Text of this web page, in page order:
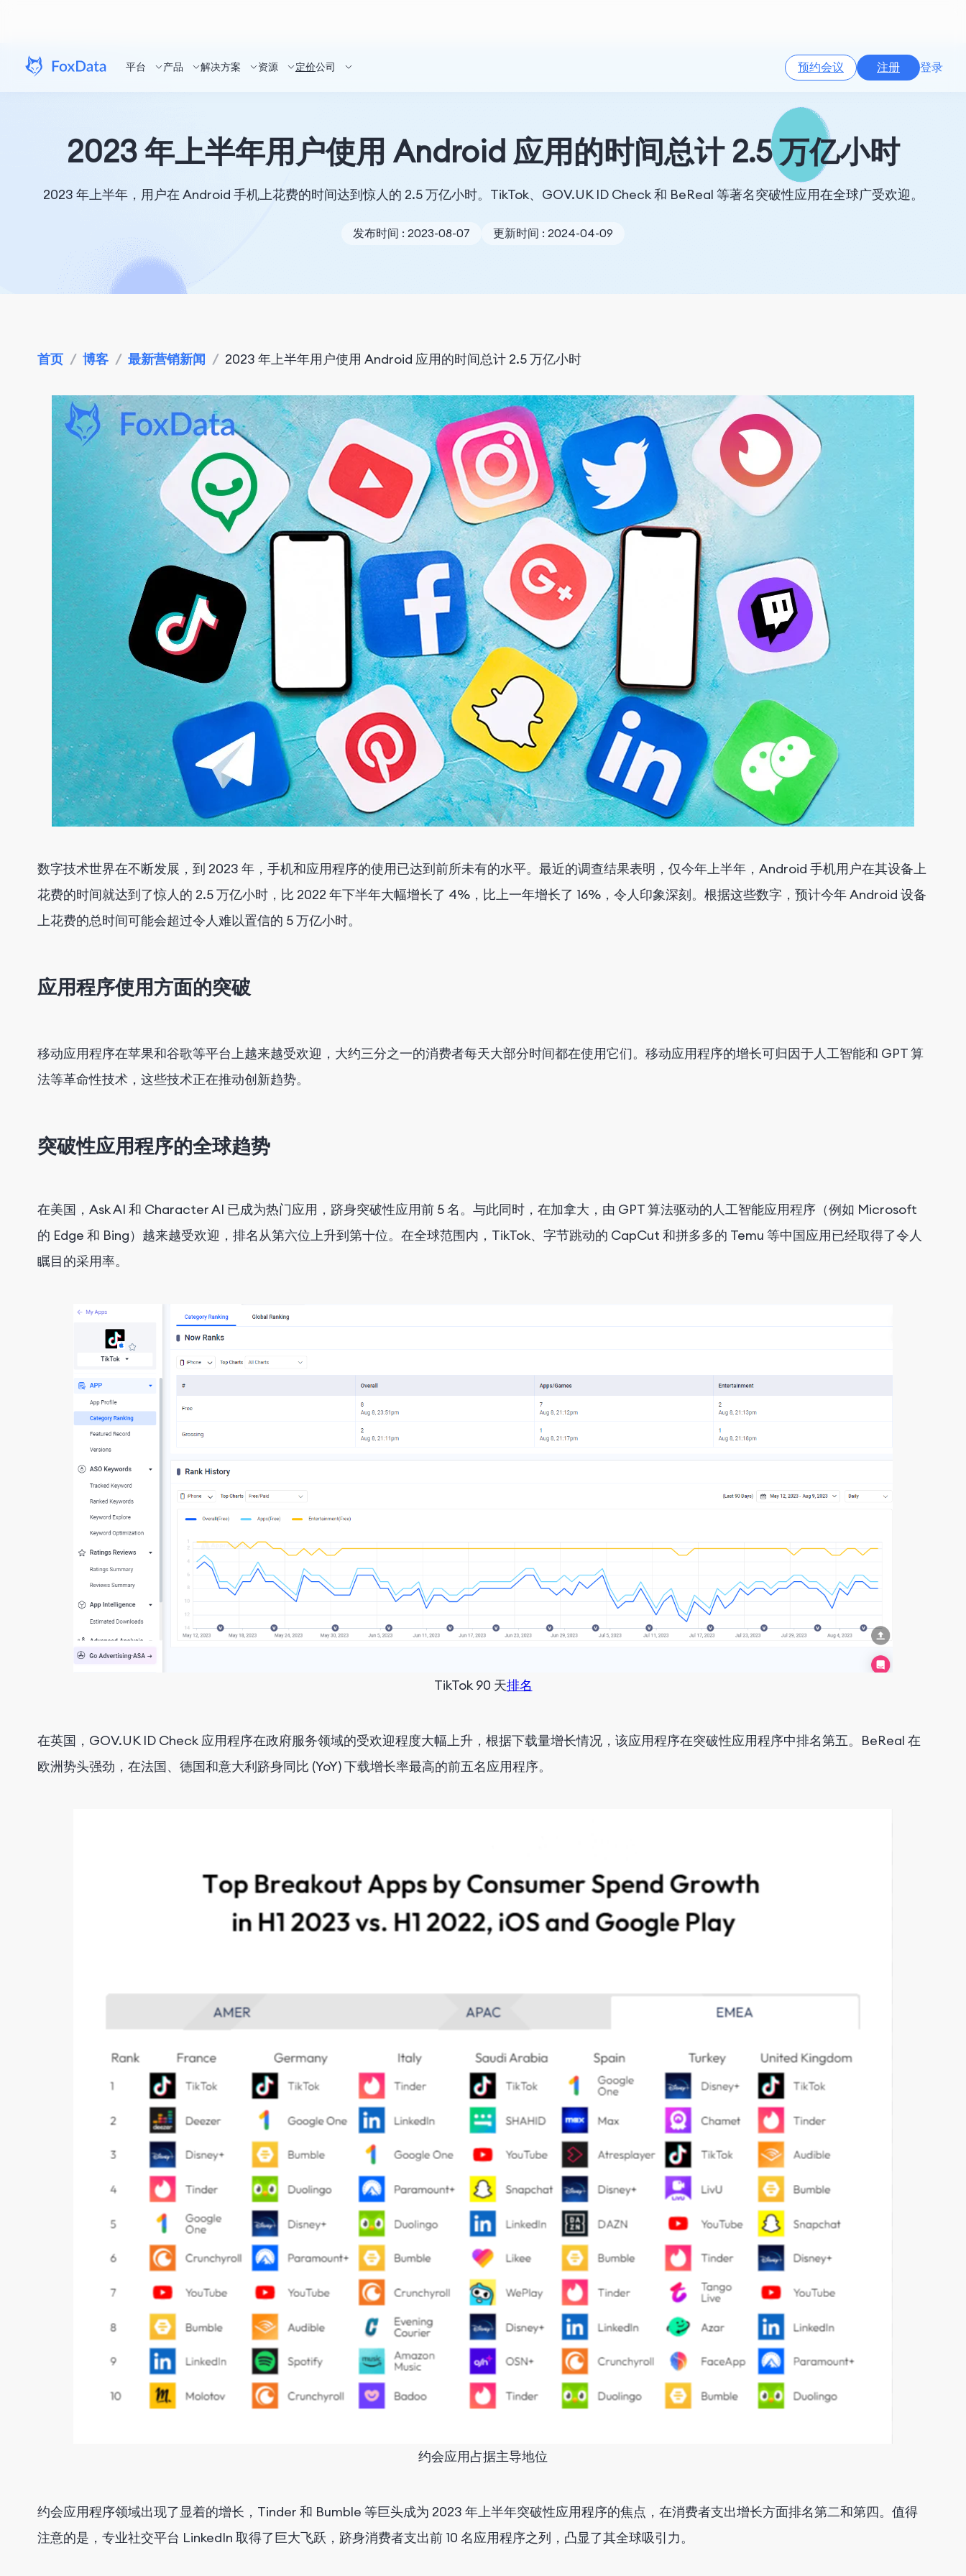
平台 产品 解决方案 资源 定价公司 预约会议 注册 登录
2023 年上半年用户使用 Android 应用的时间总计 2.5 万亿小时
2023 年上半年，用户在 Android 手机上花费的时间达到惊人的 2.5 万亿小时。TikTok、GOV.UK ID Check 和 BeReal 等著名突破性应用在全球广受欢迎。
发布时间 : 2023-08-07 更新时间 : 2024-04-09
首页 / 博客 / 最新营销新闻 / 2023 年上半年用户使用 Android 应用的时间总计 2.5 万亿小时
数字技术世界在不断发展，到 2023 年，手机和应用程序的使用已达到前所未有的水平。最近的调查结果表明，仅今年上半年，Android 手机用户在其设备上
花费的时间就达到了惊人的 2.5 万亿小时，比 2022 年下半年大幅增长了 4%，比上一年增长了 16%，令人印象深刻。根据这些数字，预计今年 Android 设备
上花费的总时间可能会超过令人难以置信的 5 万亿小时。
应用程序使用方面的突破
移动应用程序在苹果和谷歌等平台上越来越受欢迎，大约三分之一的消费者每天大部分时间都在使用它们。移动应用程序的增长可归因于人工智能和 GPT 算
法等革命性技术，这些技术正在推动创新趋势。
突破性应用程序的全球趋势
在美国，Ask AI 和 Character AI 已成为热门应用，跻身突破性应用前 5 名。与此同时，在加拿大，由 GPT 算法驱动的人工智能应用程序（例如 Microsoft
的 Edge 和 Bing）越来越受欢迎，排名从第六位上升到第十位。在全球范围内，TikTok、字节跳动的 CapCut 和拼多多的 Temu 等中国应用已经取得了令人
瞩目的采用率。
TikTok 90 天排名
在英国，GOV.UK ID Check 应用程序在政府服务领域的受欢迎程度大幅上升，根据下载量增长情况，该应用程序在突破性应用程序中排名第五。BeReal 在
欧洲势头强劲，在法国、德国和意大利跻身同比 (YoY) 下载增长率最高的前五名应用程序。
约会应用占据主导地位
约会应用程序领域出现了显着的增长，Tinder 和 Bumble 等巨头成为 2023 年上半年突破性应用程序的焦点，在消费者支出增长方面排名第二和第四。值得
注意的是，专业社交平台 LinkedIn 取得了巨大飞跃，跻身消费者支出前 10 名应用程序之列，凸显了其全球吸引力。